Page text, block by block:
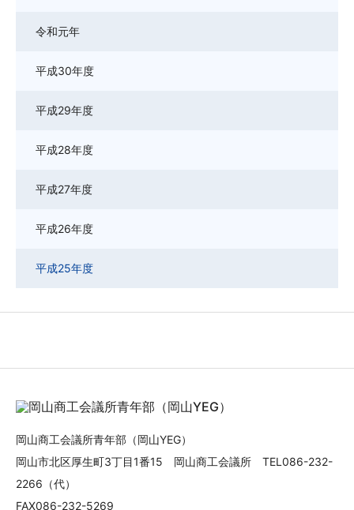
令和元年
平成30年度
平成29年度
平成28年度
平成27年度
平成26年度
平成25年度
岡山商工会議所青年部（岡山YEG）
岡山市北区厚生町3丁目1番15 岡山商工会議所 TEL086-232-
2266（代）
FAX086-232-5269